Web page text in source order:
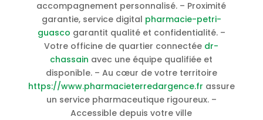
accompagnement personnalisé. – Proximité
garantie, service digital pharmacie-petri-
guasco garantit qualité et confidentialité. –
Votre officine de quartier connectée dr-
chassain avec une équipe qualifiée et
disponible. – Au cœur de votre territoire
https://www.pharmacieterredargence.fr assure
un service pharmaceutique rigoureux. –
Accessible depuis votre ville